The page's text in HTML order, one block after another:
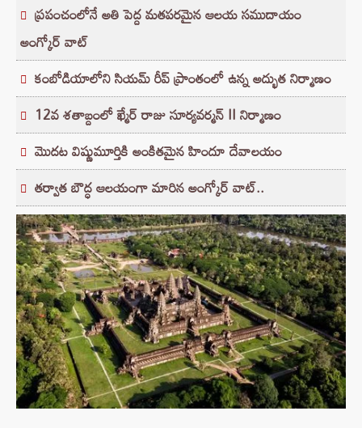
ప్రపంచంలోనే అతి పెద్ద మతపరమైన ఆలయ సముదాయం
అంగ్కోర్ వాట్
కంబోడియాలోని సియమ్ రీప్ ప్రాంతంలో ఉన్న అద్భుత నిర్మాణం
12వ శతాబ్దంలో ఖ్మేర్ రాజు సూర్యవర్మన్ II నిర్మాణం
మొదట విష్ణుమూర్తికి అంకితమైన హిందూ దేవాలయం
తర్వాత బౌద్ధ ఆలయంగా మారిన అంగ్కోర్ వాట్..